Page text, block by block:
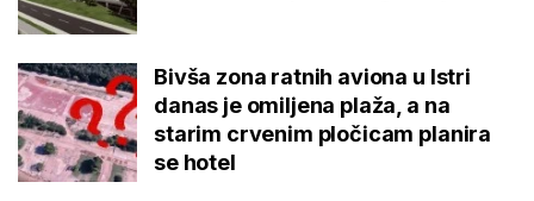
Bivša zona ratnih aviona u Istri
danas je omiljena plaža, a na
starim crvenim pločicam planira
se hotel